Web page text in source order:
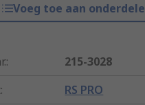
Voeg toe aan
:
215-3028
: RS PRO